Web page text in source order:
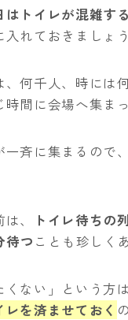
はトイレが混雑する
れておきましょう
、何千人、時には
間に会場へ集ま
一斉に集まるので
、
トイレ待ちの
待つ ことも珍しく
くない」という方
を済ませておく